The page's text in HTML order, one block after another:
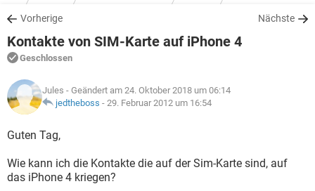
WINDOWS 10
WHATSAPP TIKTOK
FACEBOOK
SPIELE STREAMING
WINDOWS 10
WHATSAPP
FACEBOOK HARDWARE
DOWNLOADS
SPIELE STREAMING
ANDROID
WINDOWS 10 INSTAGRAM
WHATSAPP
FACEBOOK
FORUM
SPIELE
ANDROID IOS
FACEBOOK
LEXIKON
SPIELE
ANDROID
WINDOWS 10 INSTAGRAM
Vorherige Nächste
Kontakte von SIM-Karte auf iPhone 4
Geschlossen
Jules - Geändert am 24. Oktober 2018 um 06:14
jedtheboss - 29. Februar 2012 um 16:54
Guten Tag,
Wie kann ich die Kontakte die auf der Sim-Karte sind, auf
das iPhone 4 kriegen?